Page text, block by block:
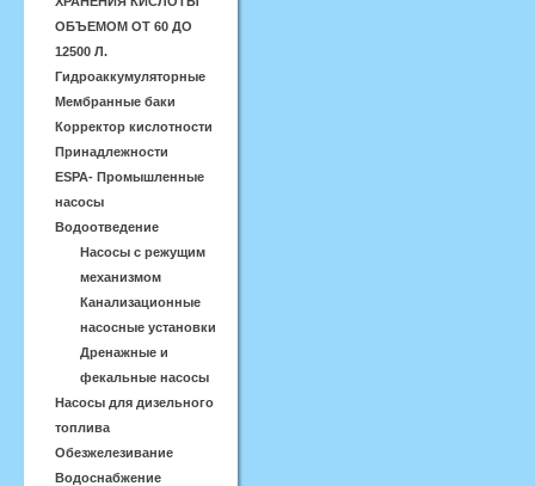
ОБЪЕМОМ ОТ 60 ДО
12500 Л.
Гидроаккумуляторные
Мембранные баки
Корректор кислотности
Принадлежности
ESPA- Промышленные
насосы
Водоотведение
Насосы с режущим
механизмом
Канализационные
насосные установки
Дренажные и
фекальные насосы
Насосы для дизельного
топлива
Обезжелезивание
Водоснабжение